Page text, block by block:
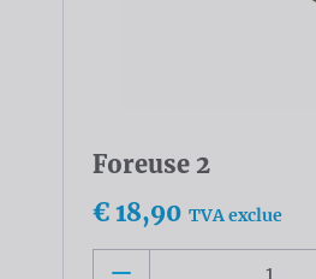
Foreuse 2
€ 18,90 TVA exclue